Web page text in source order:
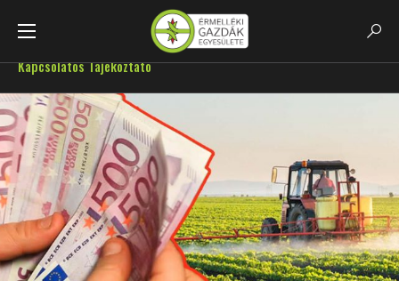
Mezőgazdasági Támogatásokkal
Kapcsolatos Tájékoztató